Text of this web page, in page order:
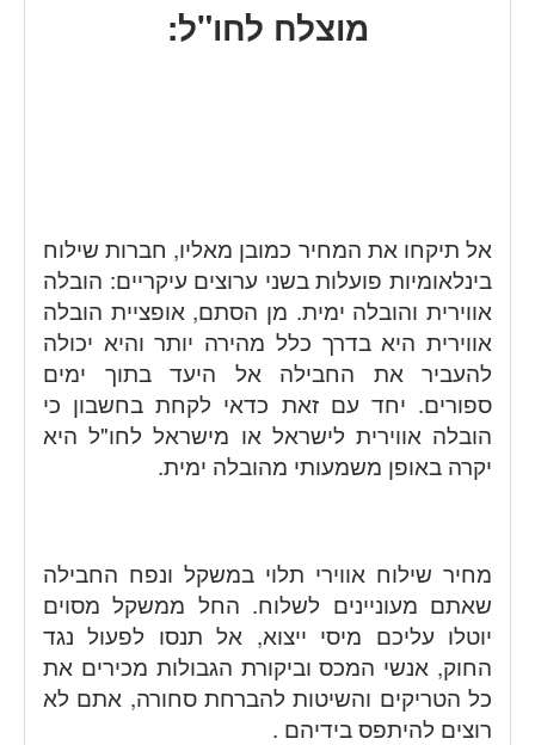
מוצלח לחו"ל:
אל תיקחו את המחיר כמובן מאליו, חברות שילוח
בינלאומיות פועלות בשני ערוצים עיקריים: הובלה
אווירית והובלה ימית. מן הסתם, אופציית הובלה
אווירית היא בדרך כלל מהירה יותר והיא יכולה
להעביר את החבילה אל היעד בתוך ימים
ספורים. יחד עם זאת כדאי לקחת בחשבון כי
הובלה אווירית לישראל או מישראל לחו"ל היא
יקרה באופן משמעותי מהובלה ימית.
מחיר שילוח אווירי תלוי במשקל ונפח החבילה
שאתם מעוניינים לשלוח. החל ממשקל מסוים
יוטלו עליכם מיסי ייצוא, אל תנסו לפעול נגד
החוק, אנשי המכס וביקורת הגבולות מכירים את
כל הטריקים והשיטות להברחת סחורה, אתם לא
רוצים להיתפס בידיהם .